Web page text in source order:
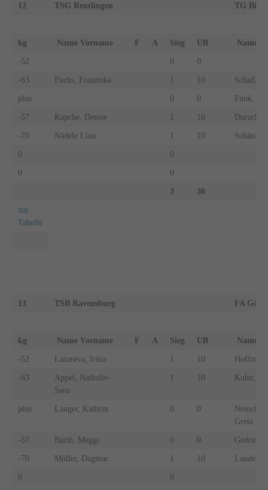
12 TSG Reutlingen TG
kg Name Vorname F A Sieg UB Name
-52 0 0
-63 Fuchs, Franziska 1 10 Schad,
plus 0 0 Funk,
-57 Kapche, Denise 1 10 Durach,
-70 Nädele Lina 1 10
0 0
0 0
3 30
zur
Tabelle
13 TSB Ravensburg FA
kg Name Vorname F A Sieg UB Name
-52 Lazareva, Irina 1 10
-63
Appel, Nathalie-
Sara
1 10 Kuhn,
plus Langer, Kathrin 0 0
Greta
-57 Barth, Meggi 0 0 Godon,
-70 Müller, Dagmar 1 10 Lander,
0 0